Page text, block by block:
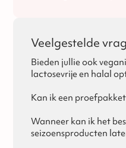
Veelgestelde
Bieden jullie ook
lactosevrije en halal
allergeneninformatie terug
Kerst en Pasen.
Kan ik een
proefpakket aan te
bestellen via de website of
proefpakket kan bij het
Wanneer kan ik het
seizoensproducten